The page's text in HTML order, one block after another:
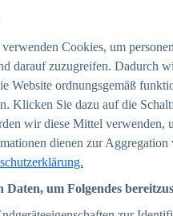
verwenden Cookies, um
darauf zuzugreifen. Dadurch
Website ordnungsgemäß
Klicken Sie dazu auf die
wir diese Mittel verwenden,
dienen zur
um Folgendes